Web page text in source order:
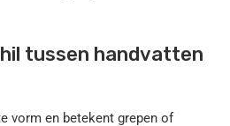
tussen handvatten
vorm en betekent grepen of